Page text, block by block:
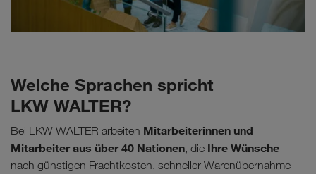
Welche Sprachen spricht
LKW WALTER?
Bei LKW WALTER arbeiten Mitarbeiterinnen und
Mitarbeiter aus über 40 Nationen, die Ihre Wünsche
nach günstigen Frachtkosten, schneller Warenübernahme